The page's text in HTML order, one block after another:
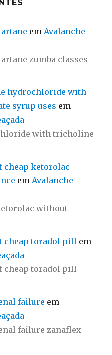
em Avalanche
zumba classes
hydrochloride with
syrup uses em
with tricholine
cheap ketorolac
em Avalanche
without
cheap toradol pill em
cheap toradol pill
failure em
failure zanaflex